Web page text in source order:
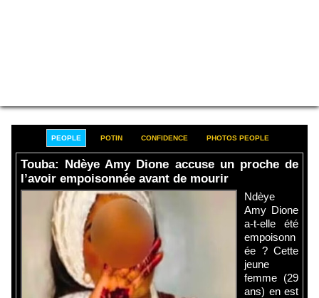
PEOPLE POTIN CONFIDENCE PHOTOS PEOPLE
Touba: Ndèye Amy Dione accuse un proche de
l’avoir empoisonnée avant de mourir
Ndèye
Amy Dione
a-t-elle été
empoisonn
ée ? Cette
jeune
femme (29
ans) en est